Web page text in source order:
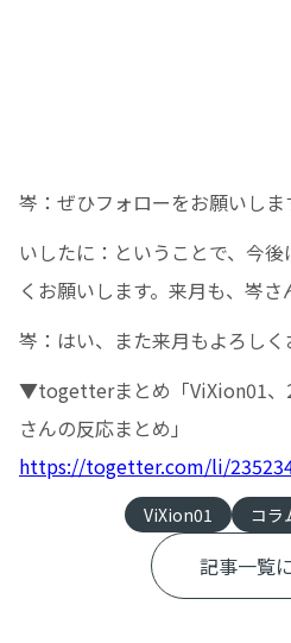
岑：ぜひフォローをお願いしま
いしたに：ということで、今
くお願いします。来月も、岑さ
岑：はい、また来月もよろしく
▼togetterまとめ「ViXion01、
さんの反応まとめ」
https://togetter.com/li/
ViXion01 コラ
記事一覧